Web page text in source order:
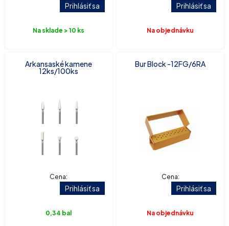
Prihlásiť sa
Na sklade > 10 ks
Prihlásiť sa
Na objednávku
Arkansaské kamene
12ks/100ks
Cena:
Prihlásiť sa
0,34 bal
Bur Block -12FG/6RA
Cena:
Prihlásiť sa
Na objednávku